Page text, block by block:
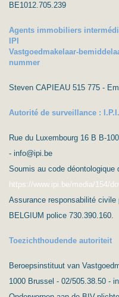
BE1012.705.239
Agents immobiliers
IPI
Vastgoedmakelaar-
nummer
Steven CAPIEAU 515 775 -
Autorité de surveillance : I.P.I.
Rue du Luxembourg 16 B B-
- info@ipi.be
Soumis au code déontologique
https://www.ipi.be/media/154/
Assurance responsabilité
BELGIUM police 730.390.160.
Toezichthoudende autoriteit
Beroepsinstituut van
1000 Brussel - 02/505.38.50 -